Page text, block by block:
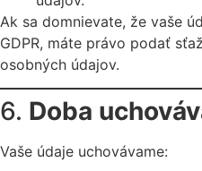
Ak sa domnievate, že vaše
GDPR, máte právo podať
osobných údajov.
6. Doba
Vaše údaje uchovávame: